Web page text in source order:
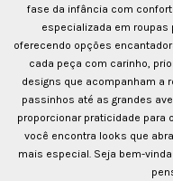
fase da infância com
especializada em roupas
oferecendo opções
cada peça com carinho,
designs que acompanham a
passinhos até as grandes
proporcionar praticidade para
você encontra looks que
mais especial. Seja bem-